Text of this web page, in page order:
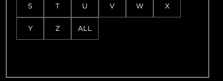
S T U V W X
Y Z ALL